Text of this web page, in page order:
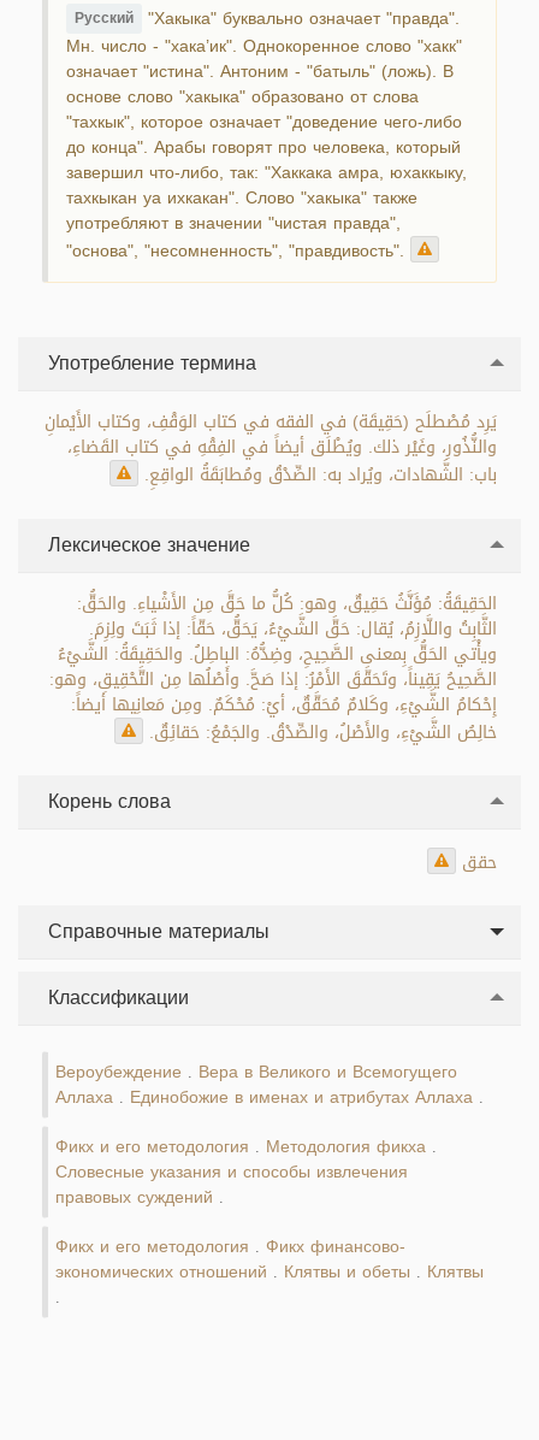
Русский "Хакыка" буквально означает "правда".
Мн. число - "хака’ик". Однокоренное слово "хакк"
означает "истина". Антоним - "батыль" (ложь). В
основе слово "хакыка" образовано от слова
"тахкык", которое означает "доведение чего-либо
до конца". Арабы говорят про человека, который
завершил что-либо, так: "Хаккака амра, юхаккыку,
тахкыкан уа ихкакан". Слово "хакыка" также
употребляют в значении "чистая правда",
"основа", "несомненность", "правдивость".
Употребление термина
يَرِد مُصْطلَح (حَقِيقَة) في الفقه في كتاب الوَقْفِ، وكتاب الأَيْمانِ
والنُّذُورِ، وغَيْر ذلك. ويُطْلَق أيضاً في الفِقْهِ في كتاب القَضاءِ،
باب: الشَّهادات، ويُراد به: الصِّدْقُ ومُطابَقَةُ الواقِعِ.
Лексическое значение
الحَقِيقَةُ: مُؤَنَّثُ حَقِيقٌ، وهو: كُلُّ ما حَقَّ مِن الأَشْياءِ. والحَقُّ:
الثَّابِتُ واللَّازِمُ، يُقال: حَقَّ الشَّيْءُ، يَحَقُّ، حَقّاً: إذا ثَبَتَ ولِزِمَ.
ويأْتي الحَقُّ بِمعنى الصَّحِيحِ، وضِدُّهُ: الباطِلُ. والحَقِيقَةُ: الشَّيْءُ
الصَّحِيحُ يَقِيناً، وتَحَقَّقَ الأَمْرُ: إذا صَحَّ. وأَصْلُها مِن التَّحْقِيقِ، وهو:
إِحْكامُ الشَّيْءِ، وكَلامٌ مُحَقَّقٌ، أيْ: مُحْكَمٌ. ومِن مَعانِيها أيضاً:
خالِصُ الشَّيْءِ، والأَصْلُ، والصِّدْقُ. والجَمْعُ: حَقائِقٌ.
Корень слова
حقق
Справочные материалы
Классификации
Вероубеждение Вера в Великого и Всемогущего
Аллаха Единобожие в именах и атрибутах Аллаха
Фикх и его методология Методология фикха
Словесные указания и способы извлечения
правовых суждений
Фикх и его методология Фикх финансово-
экономических отношений Клятвы и обеты Клятвы